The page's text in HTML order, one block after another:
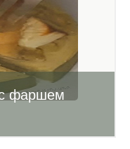
с фаршем